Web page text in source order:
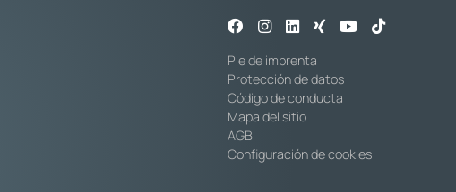
Pie de imprenta
Protección de datos
Código de conducta
Mapa del sitio
AGB
Configuración de cookies